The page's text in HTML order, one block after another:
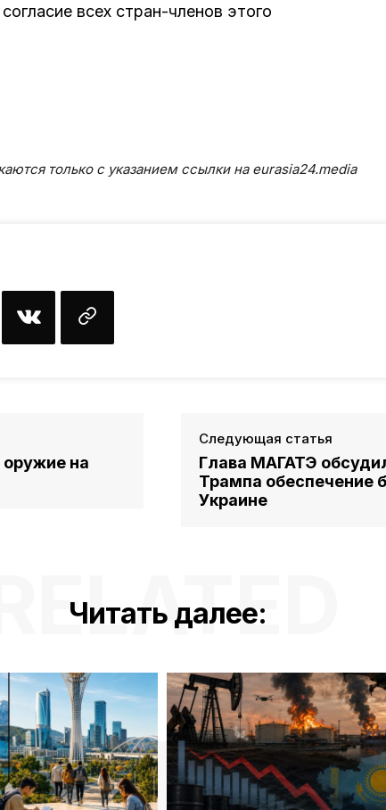
всех стран-членов этого
только с указанием ссылки на eurasia24.media
на
Следующая статья
Глава МАГАТЭ
Трампа обеспечение
Украине
Читать далее:
RELATED